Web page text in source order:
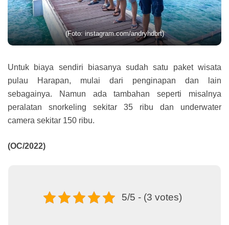
(Foto: instagram.com/andryhdbrt)
Untuk biaya sendiri biasanya sudah satu paket wisata
pulau Harapan, mulai dari penginapan dan lain
sebagainya. Namun ada tambahan seperti misalnya
peralatan snorkeling sekitar 35 ribu dan underwater
camera sekitar 150 ribu.
(OC/2022)
5/5 - (3 votes)